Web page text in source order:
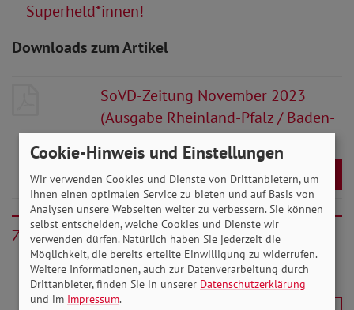
Superheld*innen!
Downloads zum Artikel
SoVD-Zeitung November 2023
(Ausgabe Rheinland-Pfalz / Baden-
Württemberg- 10 MB
Download
Zurück
Cookie-Hinweis und Einstellungen
Wir verwenden Cookies und Dienste von Drittanbietern, um
Ihnen einen optimalen Service zu bieten und auf Basis von
Analysen unsere Webseiten weiter zu verbessern. Sie können
selbst entscheiden, welche Cookies und Dienste wir
verwenden dürfen. Natürlich haben Sie jederzeit die
Möglichkeit, die bereits erteilte Einwilligung zu widerrufen.
Weitere Informationen, auch zur Datenverarbeitung durch
Drittanbieter, finden Sie in unserer Datenschutzerklärung
und im Impressum.